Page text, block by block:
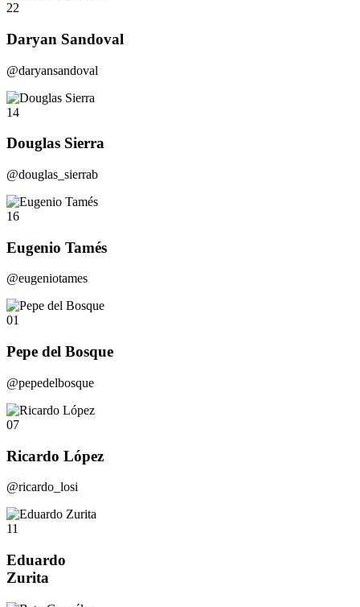
22
Daryan Sandoval
@daryansandoval
14
Douglas Sierra
@douglas_sierrab
16
Eugenio Tamés
@eugeniotames
01
Pepe del Bosque
@pepedelbosque
07
Ricardo López
@ricardo_losi
11
Eduardo
Zurita